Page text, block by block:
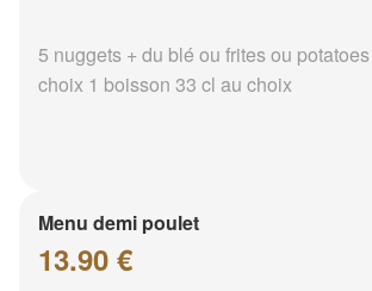
5 nuggets + du blé ou frites ou
choix 1 boisson 33 cl au choix
Menu demi poulet
13.90 €